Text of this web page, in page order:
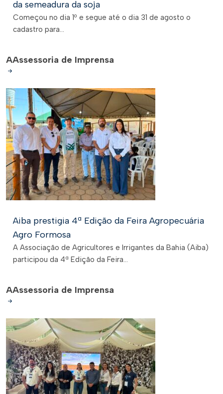
da semeadura da soja
Começou no dia 1º e segue até o dia 31 de agosto o
cadastro para...
AAssessoria de Imprensa
Aiba prestigia 4ª Edição da Feira Agropecuária
Agro Formosa
A Associação de Agricultores e Irrigantes da Bahia (Aiba)
participou da 4ª Edição da Feira...
AAssessoria de Imprensa